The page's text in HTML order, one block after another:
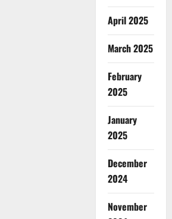
April 2025
March 2025
February
2025
January
2025
December
2024
November